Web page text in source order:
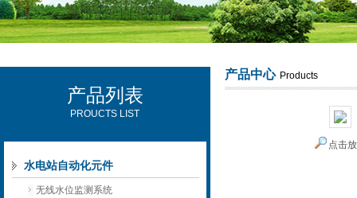
西安可雷可水电设备有限公司
产品列表
PROUCTS LIST
水电站自动化元件
无线水位监测系统
产品中心 Products
点击